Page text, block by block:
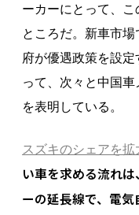
ーカーにとって、
ところだ。新車市
府が優遇政策を設
って、次々と中国
を表明している。
スズキのシェアを拡
い車を求める流れ
ーの延長線で、電